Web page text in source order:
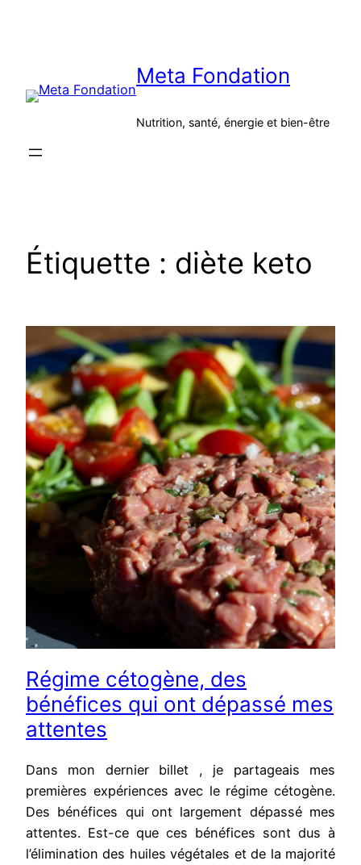
Meta Fondation
Nutrition, santé, énergie et bien-être
Étiquette : diète keto
Régime cétogène, des
bénéfices qui ont dépassé mes
attentes
Dans mon dernier billet , je partageais mes
premières expériences avec le régime cétogène.
Des bénéfices qui ont largement dépassé mes
attentes. Est-ce que ces bénéfices sont dus à
l’élimination des huiles végétales et de la majorité